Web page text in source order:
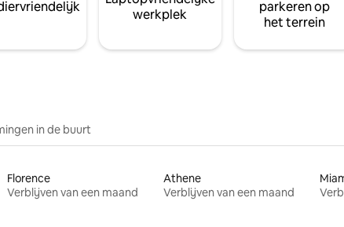
werkplek
parkeren op
het terrein
in de buurt
Florence
Verblijven van een maand
Athene
Verblijven van een maand